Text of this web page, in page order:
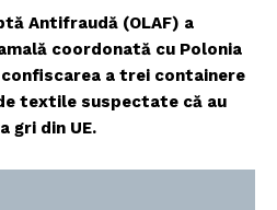
Antifraudă (OLAF) a
coordonată cu Polonia
confiscarea a trei containere
textile suspectate că au
gri din UE.